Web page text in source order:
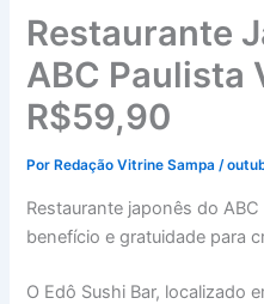
Restaurante
ABC Paulista
R$59,90
Por Redação Vitrine Sampa/
Restaurante japonês do
benefício e gratuidade para
O Edô Sushi Bar, localizado